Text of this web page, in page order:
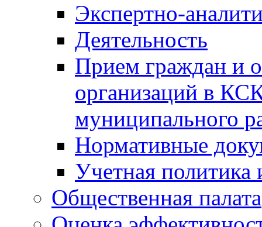
Экспертно-
Деятельность
Прием граждан и
организаций в
муниципального
Нормативные
Учетная политика
Общественная палата